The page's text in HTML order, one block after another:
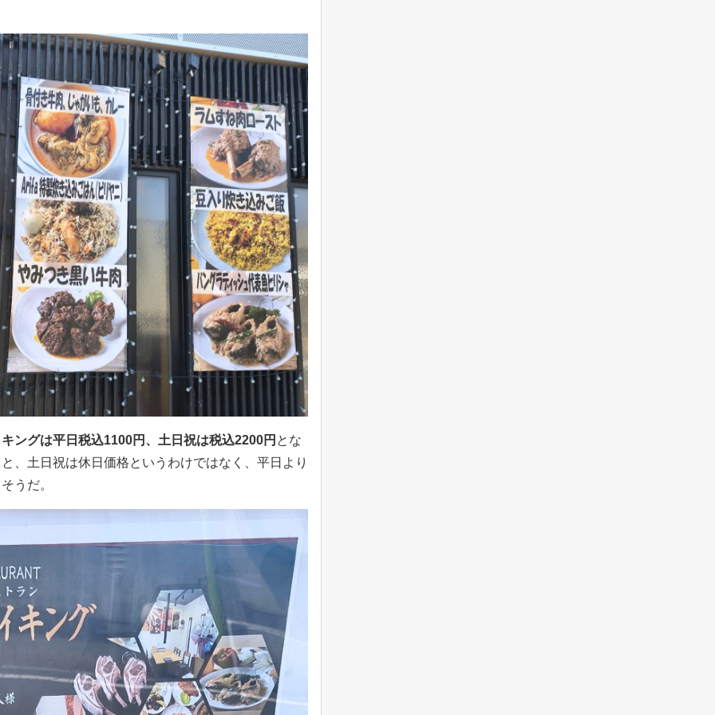
ングは平日税込1100円、土日祝は税込2200円 とな
、土日祝は休日価格というわけではなく、平日より
うだ。